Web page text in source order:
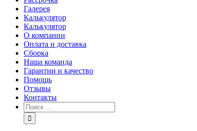
Галерея
Калькулятор
Калькулятор
О компании
Оплата и доставка
Сборка
Наша команда
Гарантии и качество
Помощь
Отзывы
Контакты